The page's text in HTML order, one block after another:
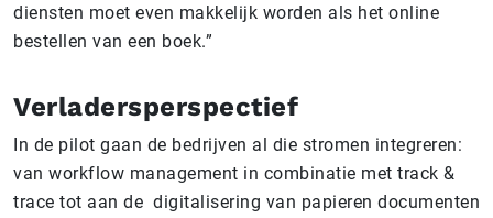
diensten moet even makkelijk worden als het online
bestellen van een boek.”
Verladersperspectief
In de pilot gaan de bedrijven al die stromen integreren:
van workflow management in combinatie met track &
trace tot aan de digitalisering van papieren documenten